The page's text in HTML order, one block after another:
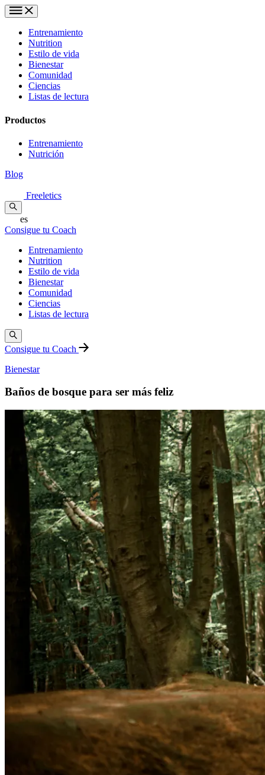
Entrenamiento
Nutrition
Estilo de vida
Bienestar
Comunidad
Ciencias
Listas de lectura
Productos
Entrenamiento
Nutrición
Blog
Freeletics
es
Consigue tu Coach
Entrenamiento
Nutrition
Estilo de vida
Bienestar
Comunidad
Ciencias
Listas de lectura
Consigue tu Coach
Bienestar
Baños de bosque para ser más feliz